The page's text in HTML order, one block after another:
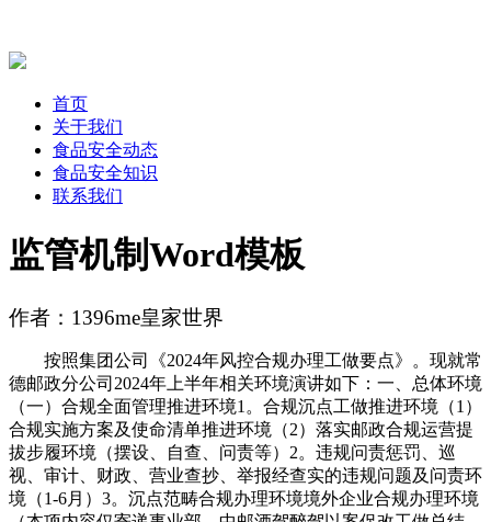
首页
关于我们
食品安全动态
食品安全知识
联系我们
监管机制Word模板
作者：1396me皇家世界
按照集团公司《2024年风控合规办理工做要点》。现就常
德邮政分公司2024年上半年相关环境演讲如下：一、总体环境
（一）合规全面管理推进环境1。合规沉点工做推进环境（1）
合规实施方案及使命清单推进环境（2）落实邮政合规运营提
拔步履环境（摆设、自查、问责等）2。违规问责惩罚、巡
视、审计、财政、营业查抄、举报经查实的违规问题及问责环
境（1-6月）3。沉点范畴合规办理环境境外企业合规办理环境